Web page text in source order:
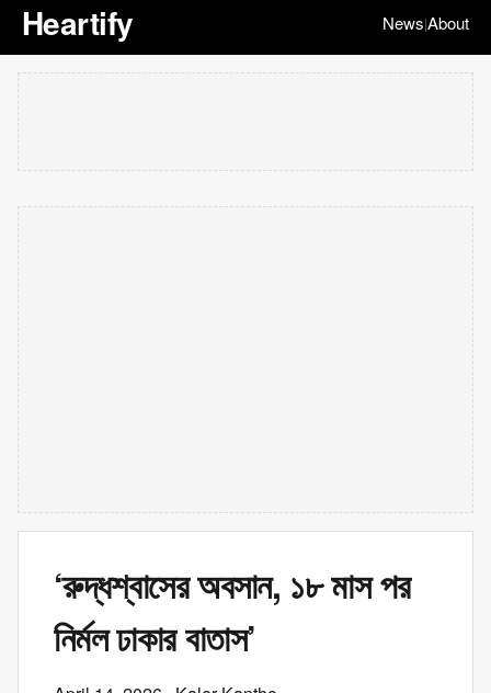
Heartify News|About
‘রুদ্ধশ্বাসের অবসান, ১৮ মাস পর
নির্মল ঢাকার বাতাস’